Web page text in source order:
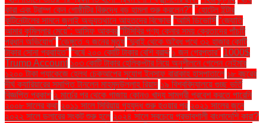
কারা এবং ট্রাম্প কেন গোষ্ঠীটির বিরুদ্ধে বড় হামলা শুরু করলেন?" "হোটেল ইন্টার
কন্টিনেন্টালের সামনে জুলাই অভ্যুত্থানে আহতদের বিক্ষোভ “আমি ডিভোর্সি “জ্যোতি
আমার কুমিল্লার মেয়ে”: আসিফ আকবর “টিসিবির পণ্য কেনার সময় ক্রেতাদের পাঁচটি
প্রধান অভিযোগ” “ডেঙ্গুতে ৭ জনের মৃত্যু “দুবাই থেকে অবৈধ পথে ৩২ হাজার কোটি
টাকার সোনা প্রবাহিত” “বর্ষে ২০০ কোটি টাকার বেশি বরাদ্দ ১ জন গ্রেপ্তার" 1000$
Trump Account ১০৩ কোটি টাকার হেলিকপ্টার নিয়ে অনুশীলনে গেলেন নেইমার
১২০০ টাকা প্যাকেজে হেলথ চেকআপের সুযোগ ইনসাফ বারাকাহ হাসপাতালে ১৮ বছরের
দীর্ঘ ক্যারিয়ারের সমাপ্তি টানলেন মাহমুদউল্লাহ রিয়াদ ১৯ বিশ্ববিদ্যালয়ে গুচ্ছ ভর্তি
বিজ্ঞপ্তি প্রকাশ ২ মার্চের পর থেকে গাজায় কোনও খাদ্য সামগ্রী প্রবেশ করতে পারেনি
২০০৮ সালের কথা ২০১১ সালে সিরিয়ায় গৃহযুদ্ধ শুরু হওয়ার পর ২০২১ সালের জুনে
২০২২ সালে ডলারের সংকট শুরু হলে ২০২৪ সালে সবচেয়ে প্রভাবশালী বাংলাদেশি কারা?